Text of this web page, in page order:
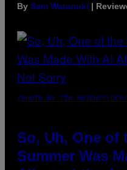
By Sam Watanuki |
(PHOTO BY TIM
So, Uh, One of
Summer Was